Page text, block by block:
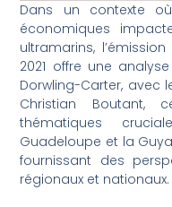
Dans un contexte
économiques
ultramarins,
2021 offre une
Dorwling-Carter, avec
Christian Boutant,
thématiques
Guadeloupe et la
fournissant des
régionaux et nationaux.